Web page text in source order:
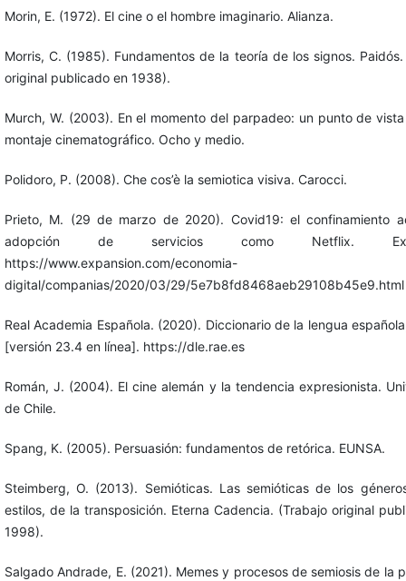
Morin, E. (1972). El cine o el hombre imaginario. Alianza.
Morris, C. (1985). Fundamentos de la teoría de los signos.
original publicado en 1938).
Murch, W. (2003). En el momento del parpadeo: un punto de
montaje cinematográfico. Ocho y medio.
Polidoro, P. (2008). Che cos’è la semiotica visiva. Carocci.
Prieto, M. (29 de marzo de 2020). Covid19: el confinamiento
adopción de servicios como Netflix.
https://www.expansion.com/economia-
digital/companias/2020/03/29/5e7b8fd8468aeb29108b45e9.html
Real Academia Española. (2020). Diccionario de la lengua
[versión 23.4 en línea]. https://dle.rae.es
Román, J. (2004). El cine alemán y la tendencia expresionista.
de Chile.
Spang, K. (2005). Persuasión: fundamentos de retórica. EUNSA.
Steimberg, O. (2013). Semióticas. Las semióticas de los
estilos, de la transposición. Eterna Cadencia. (Trabajo original
1998).
Salgado Andrade, E. (2021). Memes y procesos de semiosis de la